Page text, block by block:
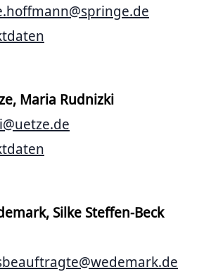
Maria Rudnizki
Silke Steffen-Beck